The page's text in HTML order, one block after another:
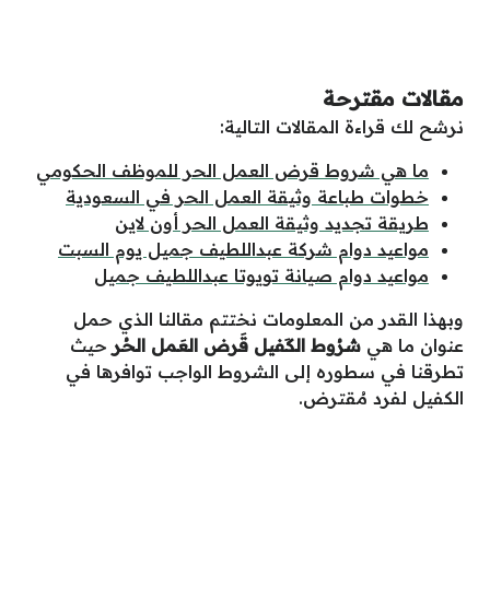
مقالات مقترحة
نرشح لك قراءة المقالات التالية:
ما هي شروط قرض العمل الحر للموظف الحكومي
خطوات طباعة وثيقة العمل الحر في السعودية
طريقة تجديد وثيقة العمل الحر أون لاين
مواعيد دوام شركة عبداللطيف جميل يوم السبت
مواعيد دوام صيانة تويوتا عبداللطيف جميل
وبهذا القدر من المعلومات نختتم مقالنا الذي حمل
عنوان ما هي شرُوط الكَفيل قَرض العَمل الحُر حيث
تطرقنا في سطوره إلى الشروط الواجب توافرها في
الكفيل لفرد مُقترض.